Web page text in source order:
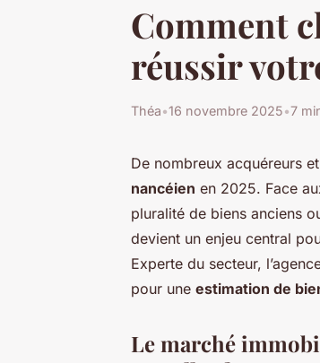
Comment
réussir
Théa•16 novembre 2025•7
De nombreux acquéreurs
nancéien en 2025. Face
pluralité de biens anciens
devient un enjeu central
Experte du secteur,
pour une estimation de
Le marché